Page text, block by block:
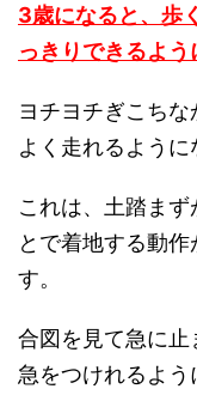
3歳になると、歩
っきりできるよう
ヨチヨチぎこち
よく走れるように
これは、土踏ま
とで着地する動
す。
合図を見て急に
急をつけれるよ